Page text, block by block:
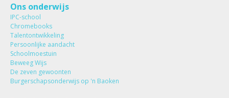
Ons onderwijs
IPC-school
Chromebooks
Talentontwikkeling
Persoonlijke aandacht
Schoolmoestuin
Beweeg Wijs
De zeven gewoonten
Burgerschapsonderwijs op 'n Baoken